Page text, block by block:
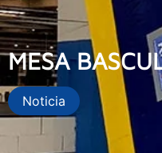
MESA
Noticia